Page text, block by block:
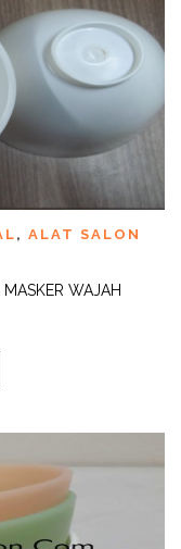
, ALAT SALON
WAJAH